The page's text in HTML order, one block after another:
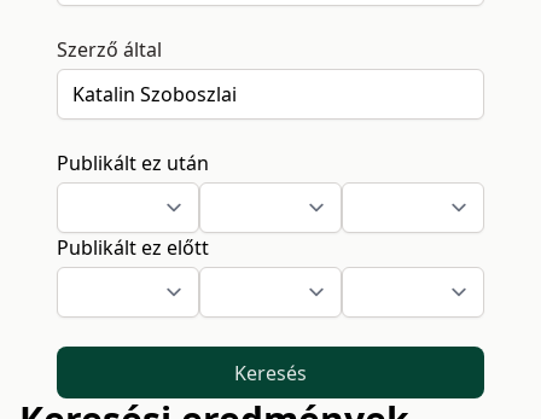
Szerző által
Publikált ez után
Publikált ez előtt
Keresés